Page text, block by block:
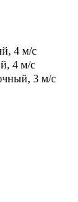
4 м/с
4 м/с
3 м/с